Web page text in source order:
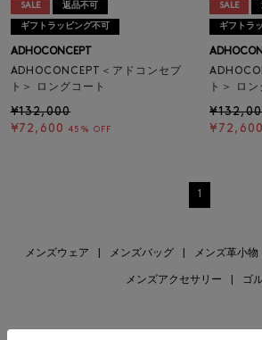
SALE 返品不可
ギフトラッピング不可
ADHOCONCEPT
ADHOCONCEPT＜アドコンセプ
ト＞ ロングコート
¥132,000
¥72,600 45% OFF
SALE
ギフトラ
ト＞ ロ
¥72,600
1
メンズウェア メンズバッグ メンズ革小物
メンズアクセサリー ゴ